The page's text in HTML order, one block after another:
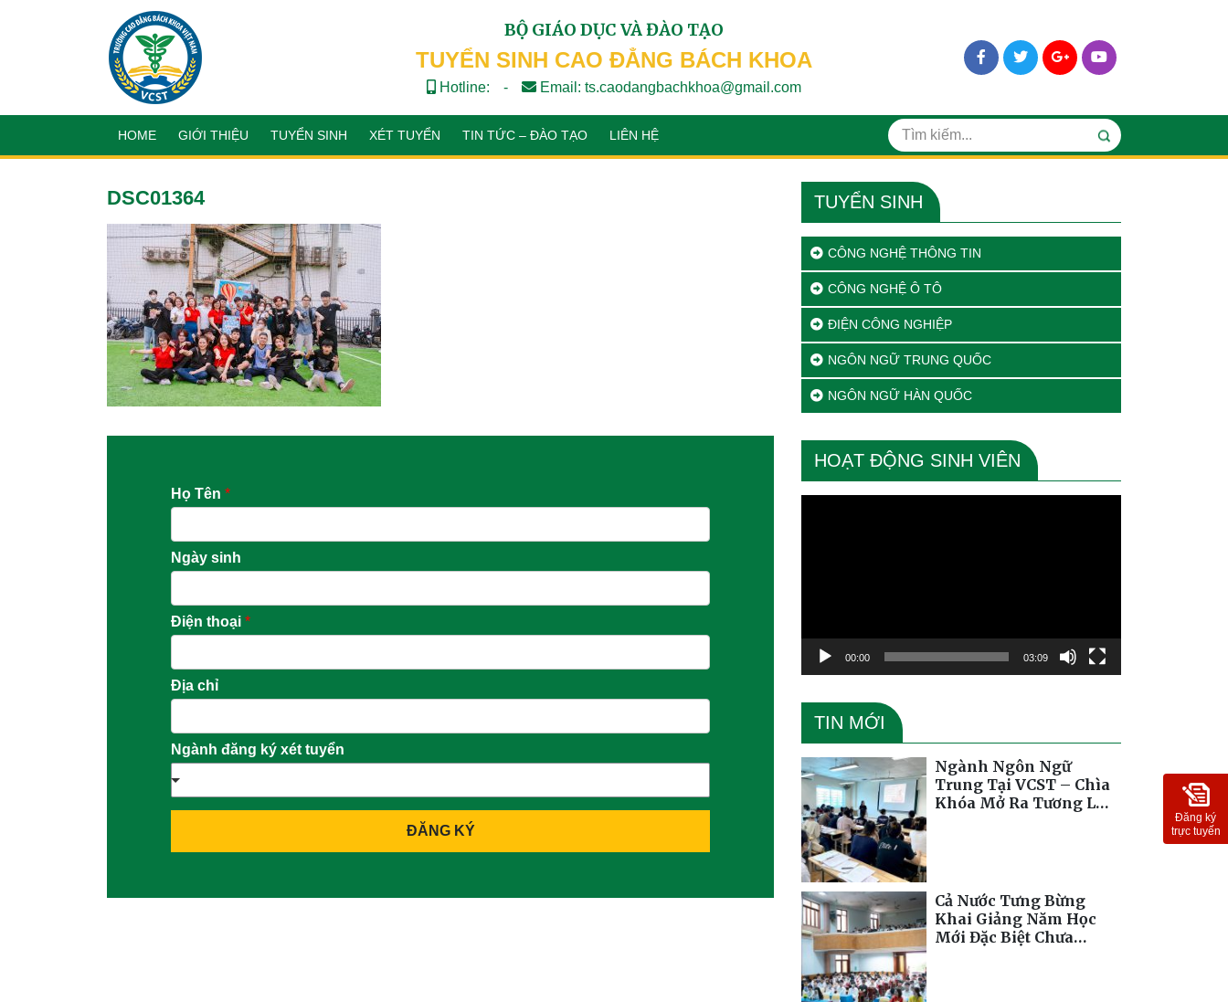
BỘ GIÁO DỤC VÀ ĐÀO TẠO
TUYỂN SINH CAO ĐẲNG BÁCH KHOA
Hotline: - Email: ts.caodangbachkhoa@gmail.com
HOME GIỚI THIỆU TUYỂN SINH XÉT TUYỂN TIN TỨC – ĐÀO TẠO LIÊN HỆ
DSC01364
Họ Tên *
Ngày sinh
Điện thoại *
Địa chỉ
Ngành đăng ký xét tuyển
ĐĂNG KÝ
TUYỂN SINH
CÔNG NGHỆ THÔNG TIN
CÔNG NGHỆ Ô TÔ
ĐIỆN CÔNG NGHIỆP
NGÔN NGỮ TRUNG QUỐC
NGÔN NGỮ HÀN QUỐC
HOẠT ĐỘNG SINH VIÊN
00:00 03:09
TIN MỚI
Ngành Ngôn Ngữ
Trung Tại VCST – Chìa
Khóa Mở Ra Tương Lai
Cả Nước Tưng Bừng
Khai Giảng Năm Học
Mới Đặc Biệt Chưa
Đăng ký
trực tuyến